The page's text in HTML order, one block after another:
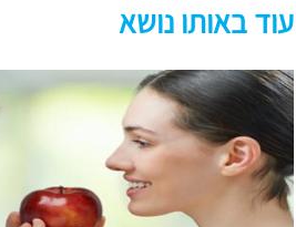
עוד באותו נושא